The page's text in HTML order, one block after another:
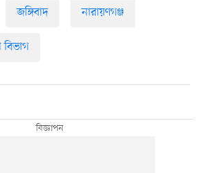
জঙ্গিবাদ নারায়ণগঞ্জ
বিভাগ